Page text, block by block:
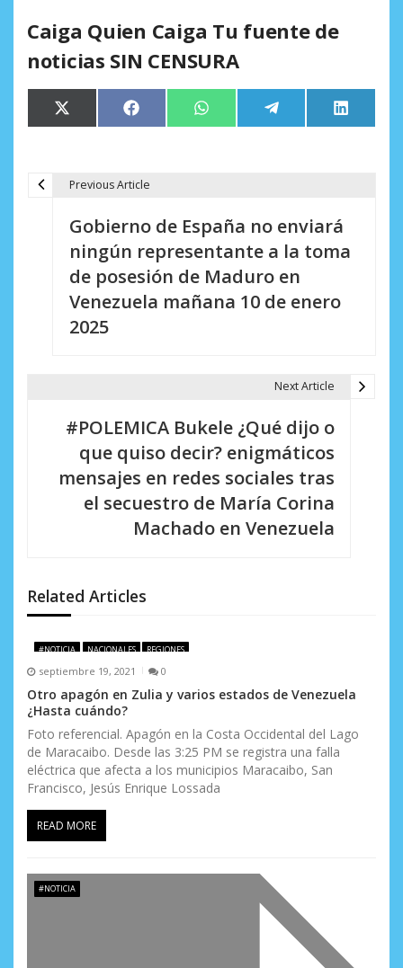
Caiga Quien Caiga Tu fuente de
noticias SIN CENSURA
Compartir
en
X
(Twitter)
Compartir
en
Facebook Compartir
en
WhatsApp Compartir
en
Telegram
en
LinkedIn
e
n
t
r
a
d
a
s
Previous Article
Gobierno de España no enviará
ningún representante a la toma
de posesión de Maduro en
Venezuela mañana 10 de enero
2025
Next Article
#POLEMICA Bukele ¿Qué dijo o
que quiso decir? enigmáticos
mensajes en redes sociales tras
el secuestro de María Corina
Machado en Venezuela
Related Articles
#NOTICIA NACIONALES REGIONES
septiembre 19, 2021 0
Otro apagón en Zulia y varios estados de Venezuela
¿Hasta cuándo?
Foto referencial. Apagón en la Costa Occidental del Lago
de Maracaibo. Desde las 3:25 PM se registra una falla
eléctrica que afecta a los municipios Maracaibo, San
Francisco, Jesús Enrique Lossada
READ MORE
#NOTICIA